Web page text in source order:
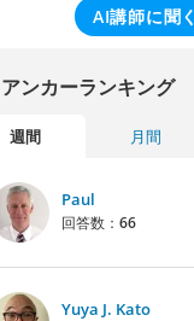
AI講師に聞く
アンカーランキング
週間 月間
Paul
回答数： 66
Yuya J. Kato